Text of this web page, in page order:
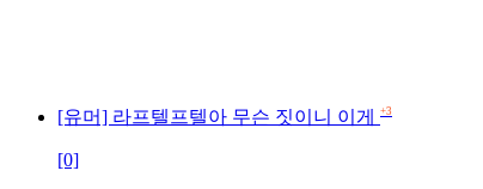
[유머] 라프텔프텔아 무슨 짓이니 이게 +3
[0]